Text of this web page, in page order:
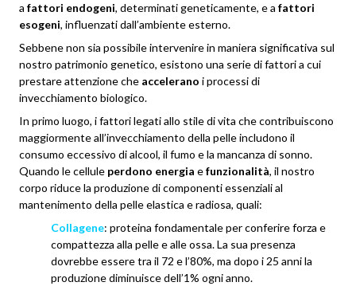
a fattori endogeni, determinati geneticamente, ea fattori
esogeni, influenzati dall’ambiente esterno.
Sebbene non sia possibile intervenire in maniera significativa sul
nostro patrimonio genetico, esistono una serie di fattori a cui
prestare attenzione che accelerano i processi di
invecchiamento biologico.
In primo luogo, i fattori legati allo stile di vita che contribuiscono
maggiormente all’invecchiamento della pelle includono il
consumo eccessivo di alcool, il fumo e la mancanza di sonno.
Quando le cellule perdono energia efunzionalità, il nostro
corpo riduce la produzione di componenti essenziali al
mantenimento della pelle elastica e radiosa, quali:
Collagene: proteina fondamentale per conferire forza e
compattezza alla pelle e alle ossa. La sua presenza
dovrebbe essere tra il 72 e l’80%, ma dopo i 25 anni la
produzione diminuisce dell’1% ogni anno.